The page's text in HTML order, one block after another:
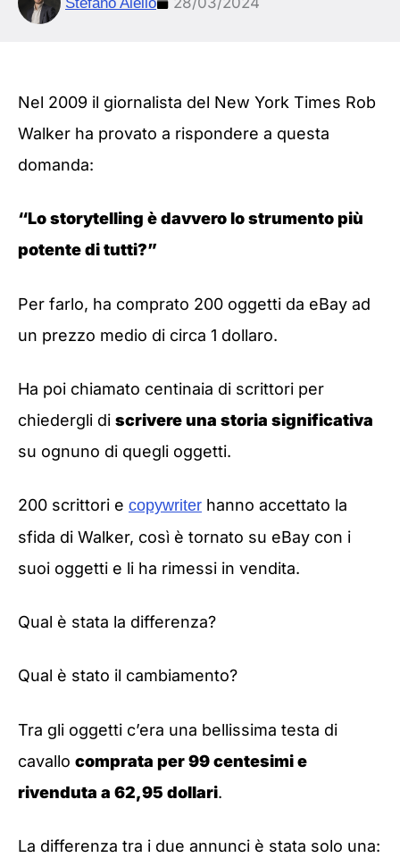
Nel 2009 il giornalista del New York Times Rob
Walker ha provato a rispondere a questa
domanda:
“Lo storytelling è davvero lo strumento più
potente di tutti?”
Per farlo, ha comprato 200 oggetti da eBay ad
un prezzo medio di circa 1 dollaro.
Ha poi chiamato centinaia di scrittori per
chiedergli di scrivere una storia significativa
su ognuno di quegli oggetti.
200 scrittori e copywriter hanno accettato la
sfida di Walker, così è tornato su eBay con i
suoi oggetti e li ha rimessi in vendita.
Qual è stata la differenza?
Qual è stato il cambiamento?
Tra gli oggetti c’era una bellissima testa di
cavallo comprata per 99 centesimi e
rivenduta a 62,95 dollari.
La differenza tra i due annunci è stata solo una: